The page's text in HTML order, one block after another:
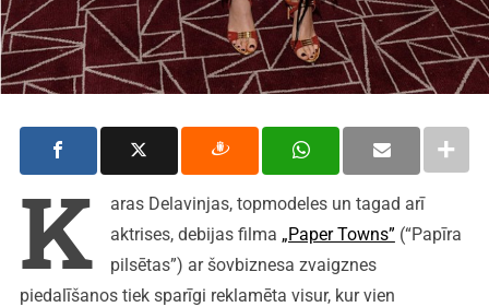
K
aras Delavinjas, topmodeles un tagad arī
aktrises, debijas filma „Paper Towns” (“Papīra
pilsētas”) ar šovbiznesa zvaigznes
piedalīšanos tiek sparīgi reklamēta visur, kur vien